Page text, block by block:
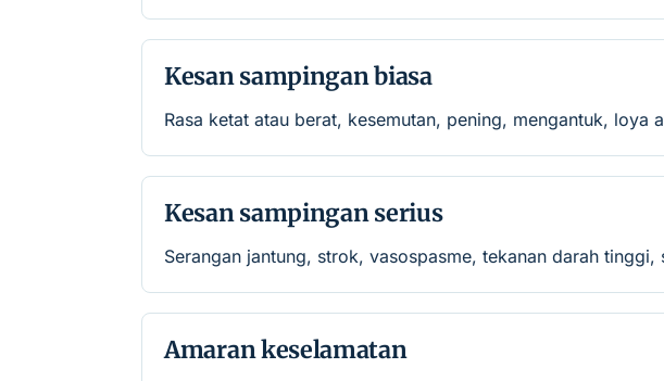
Kesan sampingan biasa
Rasa ketat atau berat, kesemutan, pening, mengantuk, loya
Kesan sampingan serius
Serangan jantung, strok, vasospasme, tekanan darah
Amaran keselamatan